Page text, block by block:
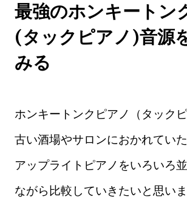
最強のホンキートン
(タックピアノ)音源
みる
ホンキートンクピアノ（タック
古い酒場やサロンにおかれてい
アップライトピアノをいろいろ
ながら比較していきたいと思い